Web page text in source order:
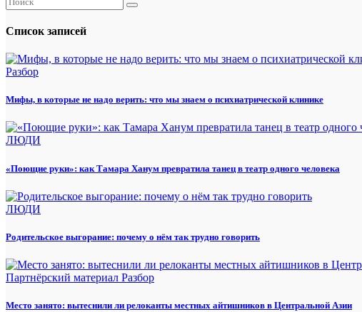
Список записей
Разбор
Мифы, в которые не надо верить: что мы знаем о психиатрической клинике
ЛЮДИ
«Поющие руки»: как Тамара Ханум превратила танец в театр одного человека
ЛЮДИ
Родительское выгорание: почему о нём так трудно говорить
Партнёрский материал Разбор
Место занято: вытеснили ли релоканты местных айтишников в Центральной Азии